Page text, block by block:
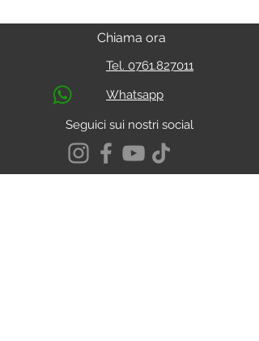
Chiama ora
Tel. 0761.827011
Whatsapp
Seguici sui nostri social